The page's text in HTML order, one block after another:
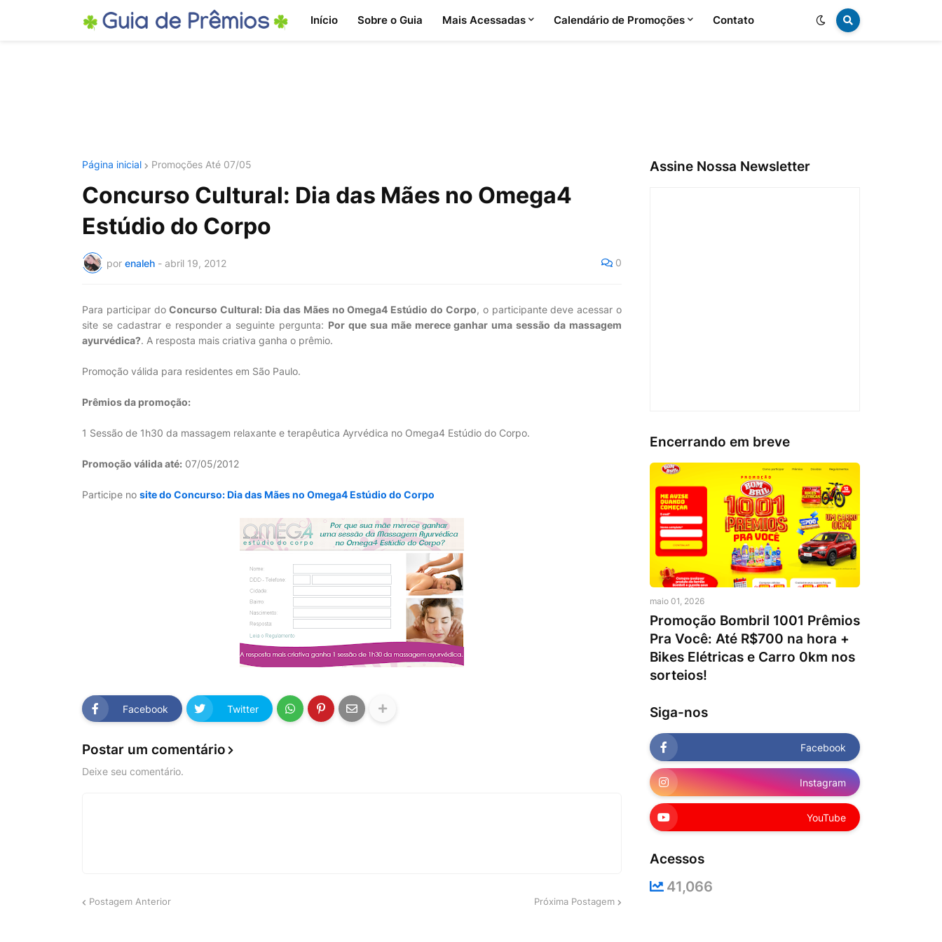
Início Sobre o Guia Mais Acessadas Calendário de Promoções Contato
Página inicial Promoções Até 07/05
Concurso Cultural: Dia das Mães no Omega4
Estúdio do Corpo
por enaleh - abril 19, 2012 0
Para participar doConcurso Cultural: Dia das Mães no Omega4 Estúdio do Corpo, o participante deve acessar o
site se cadastrar e responder a seguinte pergunta: Por que sua mãe merece ganhar uma sessão da massagem
ayurvédica?. A resposta mais criativa ganha o prêmio.
Promoção válida para residentes em São Paulo.
Prêmios da promoção:
1 Sessão de 1h30 da massagem relaxante e terapêutica Ayrvédica no Omega4 Estúdio do Corpo.
Promoção válida até: 07/05/2012
Participe no site do Concurso: Dia das Mães no Omega4 Estúdio do Corpo
Facebook Twitter
Postar um comentário
Deixe seu comentário.
Postagem Anterior Próxima Postagem
Assine Nossa Newsletter
Encerrando em breve
maio 01, 2026
Promoção Bombril 1001 Prêmios
Pra Você: Até R$700 na hora +
Bikes Elétricas e Carro 0km nos
sorteios!
Siga-nos
Facebook
Instagram
YouTube
Acessos
41,066